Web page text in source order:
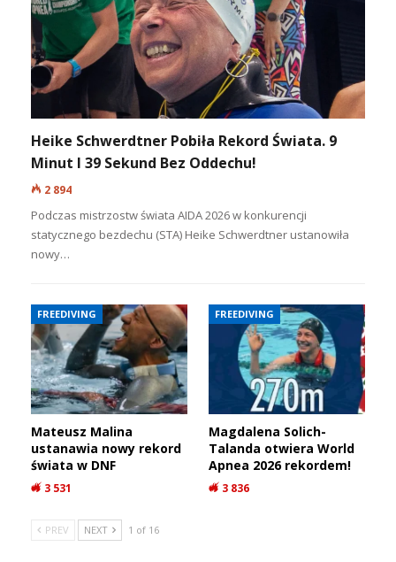
Heike Schwerdtner Pobiła Rekord Świata. 9
Minut I 39 Sekund Bez Oddechu!
2 894
Podczas mistrzostw świata AIDA 2026 w konkurencji
statycznego bezdechu (STA) Heike Schwerdtner ustanowiła
nowy…
FREEDIVING
Mateusz Malina
ustanawia nowy rekord
świata w DNF
3 531
FREEDIVING
Magdalena Solich-
Talanda otwiera World
Apnea 2026 rekordem!
3 836
PREV NEXT 1 of 16